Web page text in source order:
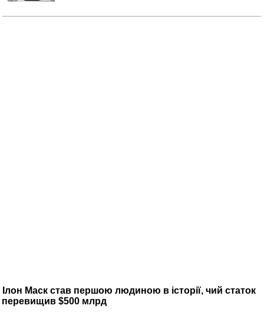
Ілон Маск став першою людиною в історії, чий статок
перевищив $500 млрд